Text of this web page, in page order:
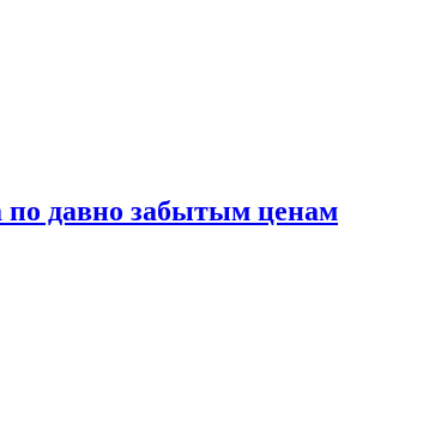
по давно забытым ценам